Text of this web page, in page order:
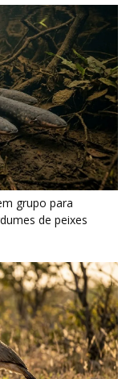
e arremessos
no